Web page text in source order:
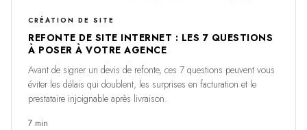
CRÉATION DE SITE
REFONTE DE SITE INTERNET : LES 7 QUESTIONS
À POSER À VOTRE AGENCE
Avant de signer un devis de refonte, ces 7 questions peuvent vous
éviter les délais qui doublent, les surprises en facturation et le
prestataire injoignable après livraison.
7 min